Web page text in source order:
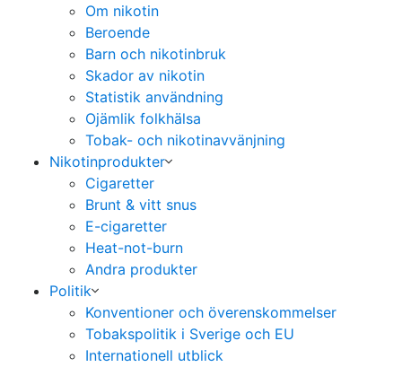
Om nikotin
Beroende
Barn och nikotinbruk
Skador av nikotin
Statistik användning
Ojämlik folkhälsa
Tobak- och nikotinavvänjning
Nikotinprodukter
Cigaretter
Brunt & vitt snus
E-cigaretter
Heat-not-burn
Andra produkter
Politik
Konventioner och överenskommelser
Tobakspolitik i Sverige och EU
Internationell utblick